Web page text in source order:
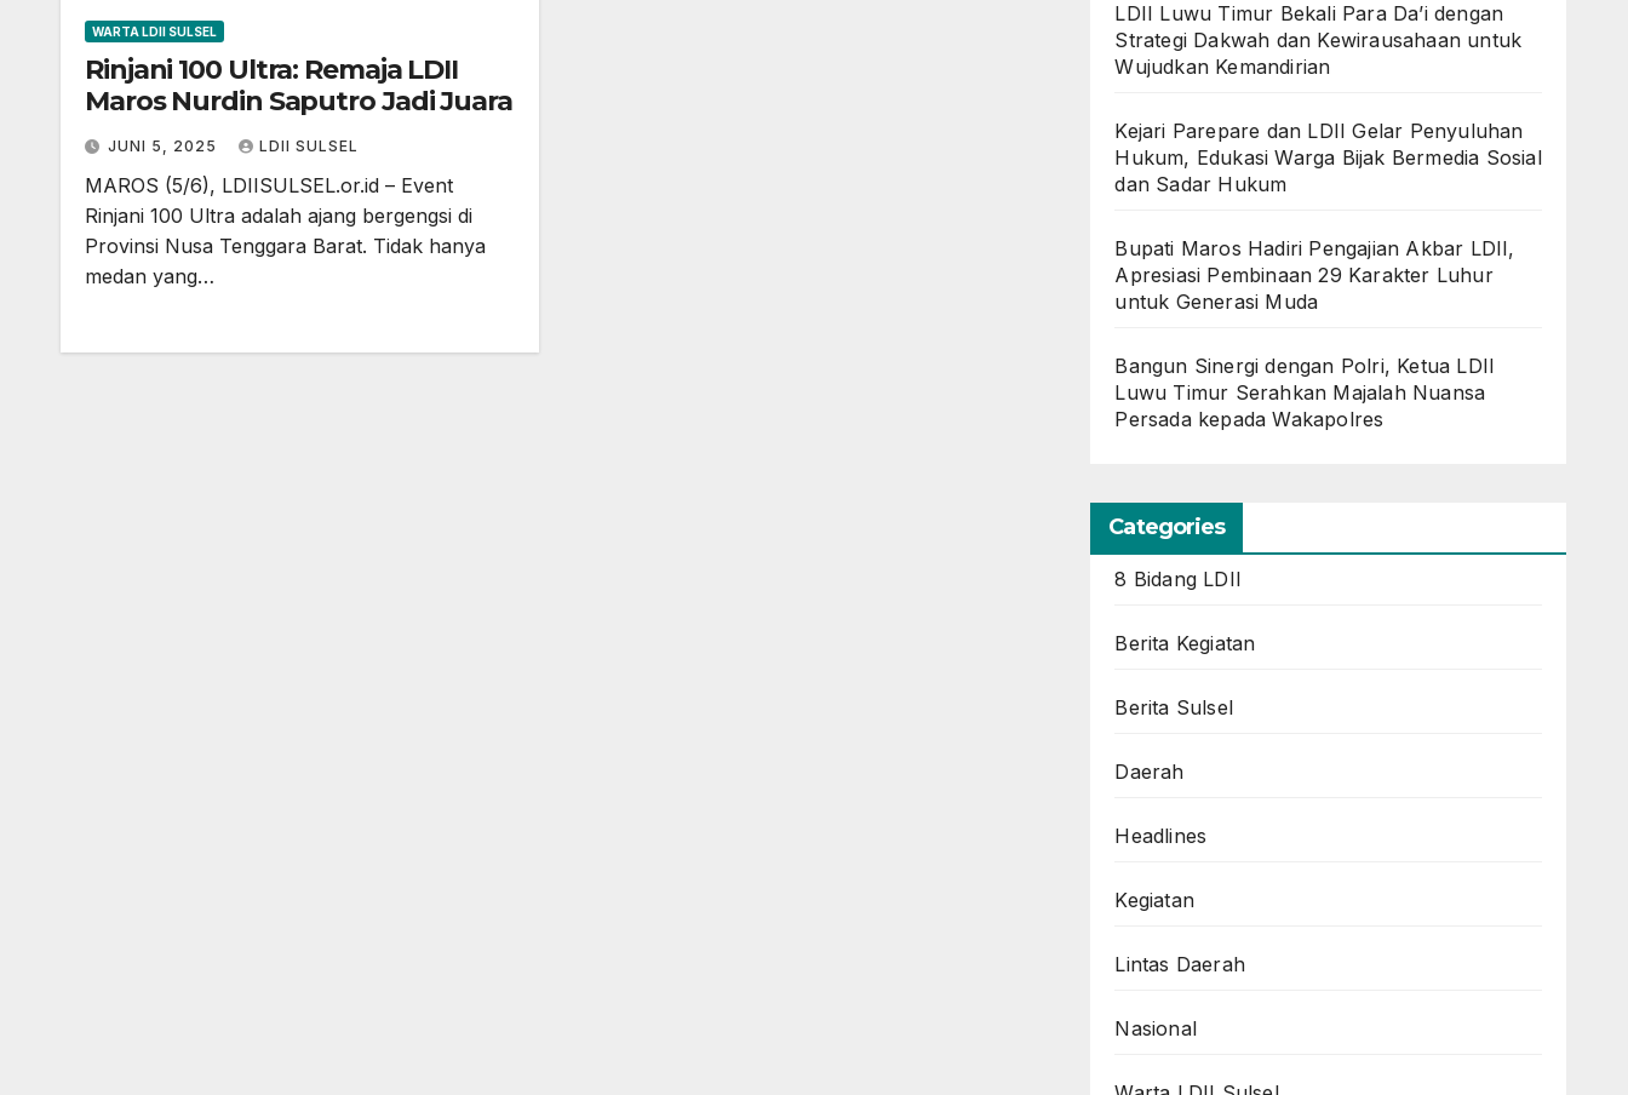
WARTA LDII SULSEL
Rinjani 100 Ultra: Remaja LDII
Maros Nurdin Saputro Jadi Juara
JUNI 5, 2025 LDII SULSEL
MAROS (5/6), LDIISULSEL.or.id – Event
Rinjani 100 Ultra adalah ajang bergengsi di
Provinsi Nusa Tenggara Barat. Tidak hanya
medan yang…
LDII Luwu Timur Bekali Para Da’i dengan
Strategi Dakwah dan Kewirausahaan untuk
Wujudkan Kemandirian
Kejari Parepare dan LDII Gelar Penyuluhan
Hukum, Edukasi Warga Bijak Bermedia Sosial
dan Sadar Hukum
Bupati Maros Hadiri Pengajian Akbar LDII,
Apresiasi Pembinaan 29 Karakter Luhur
untuk Generasi Muda
Bangun Sinergi dengan Polri, Ketua LDII
Luwu Timur Serahkan Majalah Nuansa
Persada kepada Wakapolres
Categories
8 Bidang LDII
Berita Kegiatan
Berita Sulsel
Daerah
Headlines
Kegiatan
Lintas Daerah
Nasional